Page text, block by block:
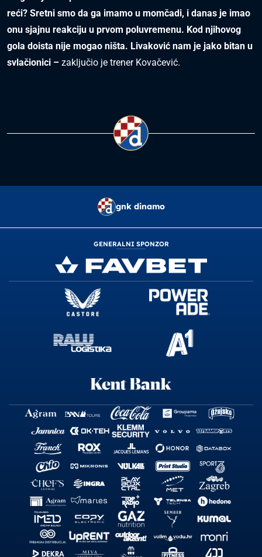
reći? Sretni smo da ga imamo u momčadi, i danas je imao
onu sjajnu reakciju u prvom poluvremenu. Kod njihovog
gola doista nije mogao ništa. Livaković nam je jako bitan u
svlačionici – zaključio je trener Kovačević.
gnk dinamo
GENERALNI SPONZOR